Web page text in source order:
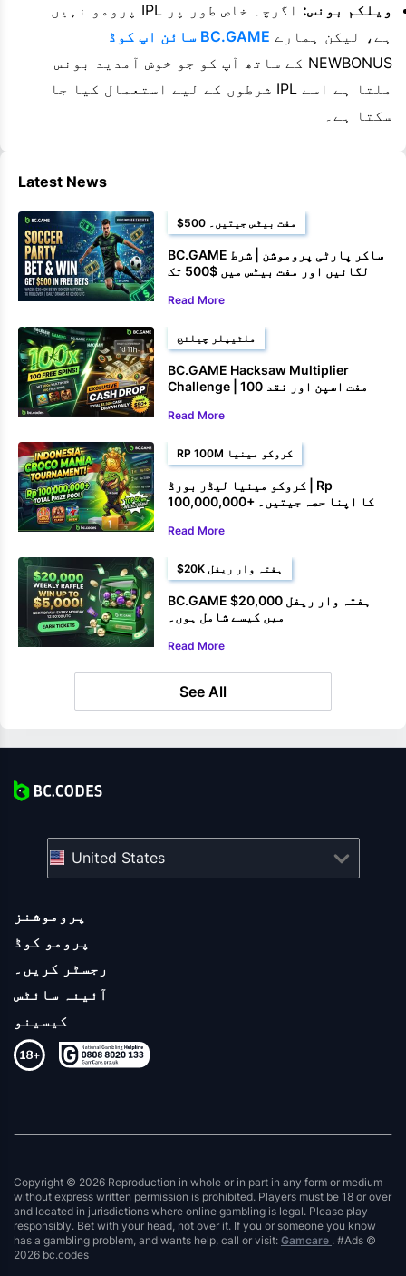
ویلکم بونس:
اگرچہ خاص طور پر IPL پرومو نہیں
ہے، لیکن ہمارے BC.GAME سائن اپ کوڈ
NEWBONUS کے ساتھ آپ کو جو خوش آمدید بونس
ملتا ہے اسے IPL شرطوں کے لیے استعمال کیا جا
سکتا ہے۔
Latest News
$500 مفت بیٹس جیتیں۔
BC.GAME ساکر پارٹی پروموشن | شرط
لگائیں اور مفت بیٹس میں $500 تک
Read More
ملٹیپلر چیلنج
BC.GAME Hacksaw Multiplier
Challenge | 100 مفت اسپن اور نقد
Read More
RP 100M کروکو مینیا
کروکو مینیا لیڈر بورڈ | Rp
100,000,000+ کا اپنا حصہ جیتیں۔
Read More
$20K ہفتہ وار ریفل
BC.GAME $20,000 ہفتہ وار ریفل
میں کیسے شامل ہوں۔
Read More
See All
پروموشنز
پرومو کوڈ
رجسٹر کریں۔
آئینہ سائٹس
کیسینو
United States
Copyright © 2026 Reproduction in whole or in part in any form or medium
without express written permission is prohibited. Players must be 18 or over
and located in jurisdictions where online gambling is legal. Please play
responsibly. Bet with your head, not over it. If you or someone you know
has a gambling problem, and wants help, call or visit: Gamcare . #Ads ©
2026 bc.codes